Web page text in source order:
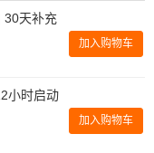
30天补充
加入购物车
小时启动
加入购物车